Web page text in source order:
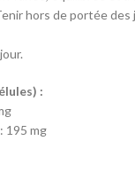
hors de portée
:
195 mg